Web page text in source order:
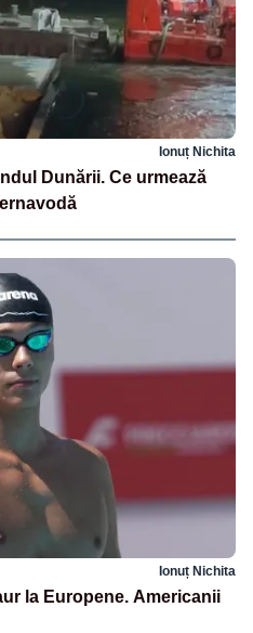
Ionuț Nichita
Dunării. Ce urmează
Ionuț Nichita
la Europene. Americanii